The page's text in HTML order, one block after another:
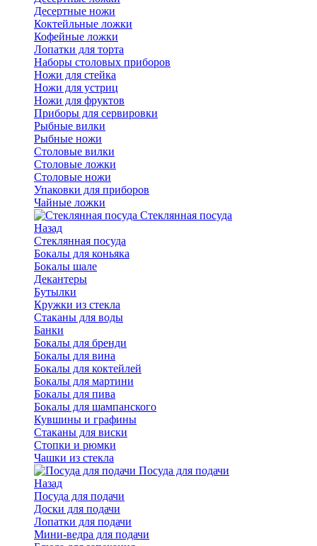
Десертные ножи
Коктейльные ложки
Кофейные ложки
Лопатки для торта
Наборы столовых приборов
Ножи для стейка
Ножи для устриц
Ножи для фруктов
Приборы для сервировки
Рыбные вилки
Рыбные ножи
Столовые вилки
Столовые ложки
Столовые ножи
Упаковки для приборов
Чайные ложки
Стеклянная посуда
Назад
Стеклянная посуда
Бокалы для коньяка
Бокалы шале
Декантеры
Бутылки
Кружки из стекла
Стаканы для воды
Банки
Бокалы для бренди
Бокалы для вина
Бокалы для коктейлей
Бокалы для мартини
Бокалы для пива
Бокалы для шампанского
Кувшины и графины
Стаканы для виски
Стопки и рюмки
Чашки из стекла
Посуда для подачи
Назад
Посуда для подачи
Доски для подачи
Лопатки для подачи
Мини-ведра для подачи